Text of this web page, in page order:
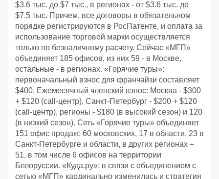
$3.6 тыс. до $7 тыс., в регионах - от $3.6 тыс. до
$7.5 тыс. Причем, все договоры в обязательном
порядке регистрируются в РосПатенте, и оплата за
использование торговой марки осуществляется
только по безналичному расчету. Сейчас «МГП»
объединяет 185 офисов, из них 59 - в Москве,
остальные - в регионах. «Горячие туры»:
первоначальный взнос для франчайзи составляет
$400. Ежемесячный членский взнос: Москва - $300
+ $120 (call-центр), Санкт-Петербург - $200 + $120
(call-центр), регионы - $180 (в высокий сезон) и 120
(в низкий сезон). Сеть «Горячие туры» объединяет
151 офис продаж: 60 московских, 17 в области, 23 в
Санкт-Петербурге и области, в других регионах –
51, в том числе 6 офисов на территории
Белоруссии. «Куда.ру»: в связи с объединением с
сетью «МГП» кардинально изменилась и стратегия